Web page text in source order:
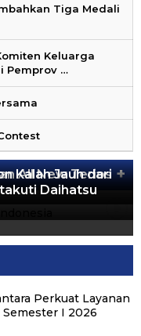
Tiga Medali
Keluarga
Pemprov …
+
All New Terios
Kalah Jauh dari
Daihatsu
Perkuat Layanan
I 2026